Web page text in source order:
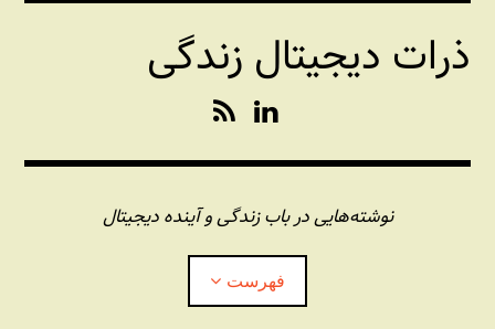
رفتن
محتواذرات دیجیتال زندگی
n
k
e
d
I
n
S
نوشته‌هایی در باب زندگی و آینده دیجیتال
فهرست